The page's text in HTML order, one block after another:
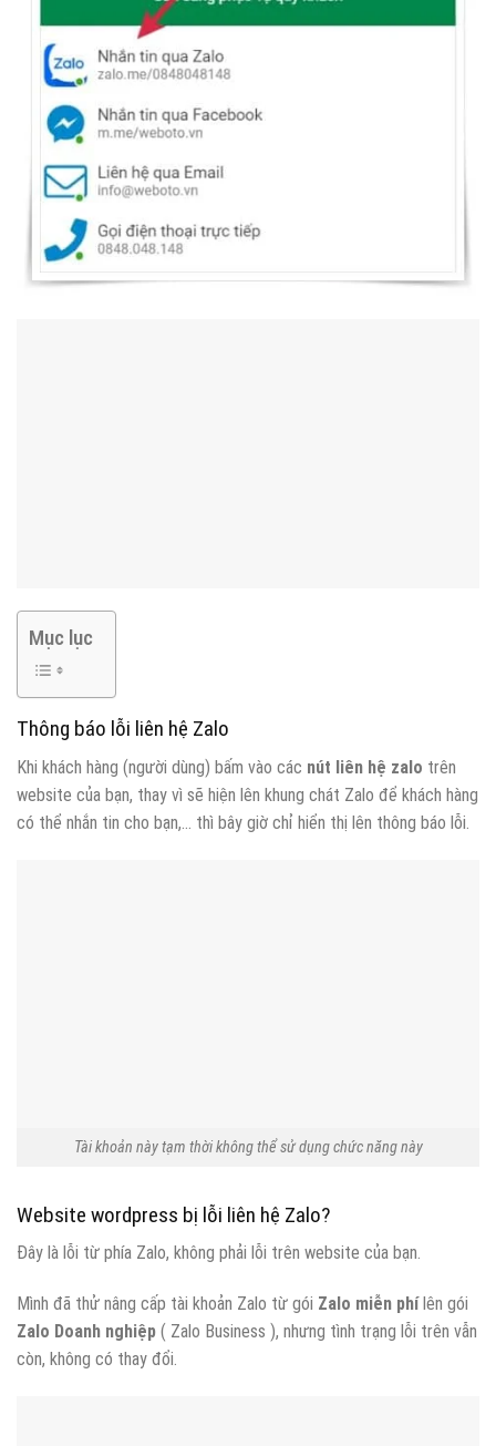
Mục lục
Thông báo lỗi liên hệ Zalo
Khi khách hàng (người dùng) bấm vào các nút liên hệ zalo trên
website của bạn, thay vì sẽ hiện lên khung chát Zalo để khách hàng
có thể nhắn tin cho bạn,… thì bây giờ chỉ hiển thị lên thông báo lỗi.
Tài khoản này tạm thời không thể sử dụng chức năng này
Website wordpress bị lỗi liên hệ Zalo?
Đây là lỗi từ phía Zalo, không phải lỗi trên website của bạn.
Mình đã thử nâng cấp tài khoản Zalo từ gói Zalo miễn phílên gói
Zalo Doanh nghiệp ( Zalo Business ), nhưng tình trạng lỗi trên vẫn
còn, không có thay đổi.